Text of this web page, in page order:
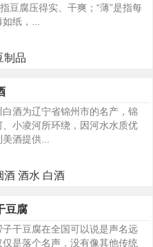
豆腐压得实、干爽；“薄”是指每
纸，...
制品
白酒为辽宁省锦州市的名产，锦
、小凌河所环绕，因河水水质优
酒提供...
酒 酒水 白酒
豆腐
子干豆腐在全国可以说是声名远
是落个名声，没有像其他传统